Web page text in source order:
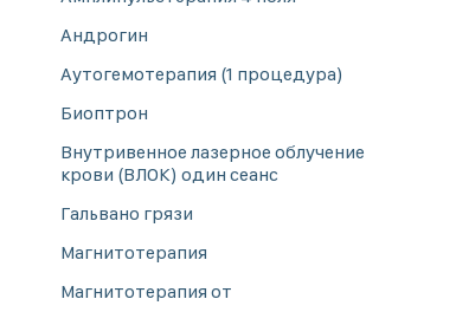
Андрогин
Аутогемотерапия (1 процедура)
Биоптрон
Внутривенное лазерное облучение
крови (ВЛОК) один сеанс
Гальвано грязи
Магнитотерапия
Магнитотерапия от